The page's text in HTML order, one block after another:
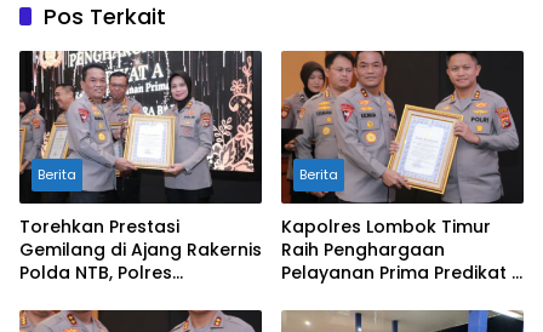
Pos Terkait
Berita
Torehkan Prestasi
Gemilang di Ajang Rakernis
Polda NTB, Polres
Penghargaan Pelayanan
Berita
Kapolres Lombok Timur
Raih Penghargaan
Pelayanan Prima Predikat A